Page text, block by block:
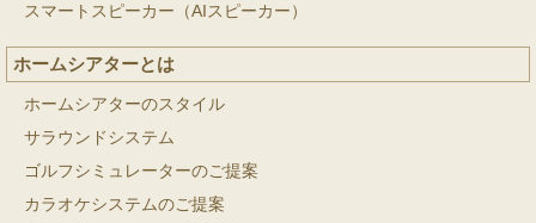
スマートスピーカー（AIスピーカー）
ホームシアターとは
ホームシアターのスタイル
サラウンドシステム
ゴルフシミュレーターのご提案
カラオケシステムのご提案